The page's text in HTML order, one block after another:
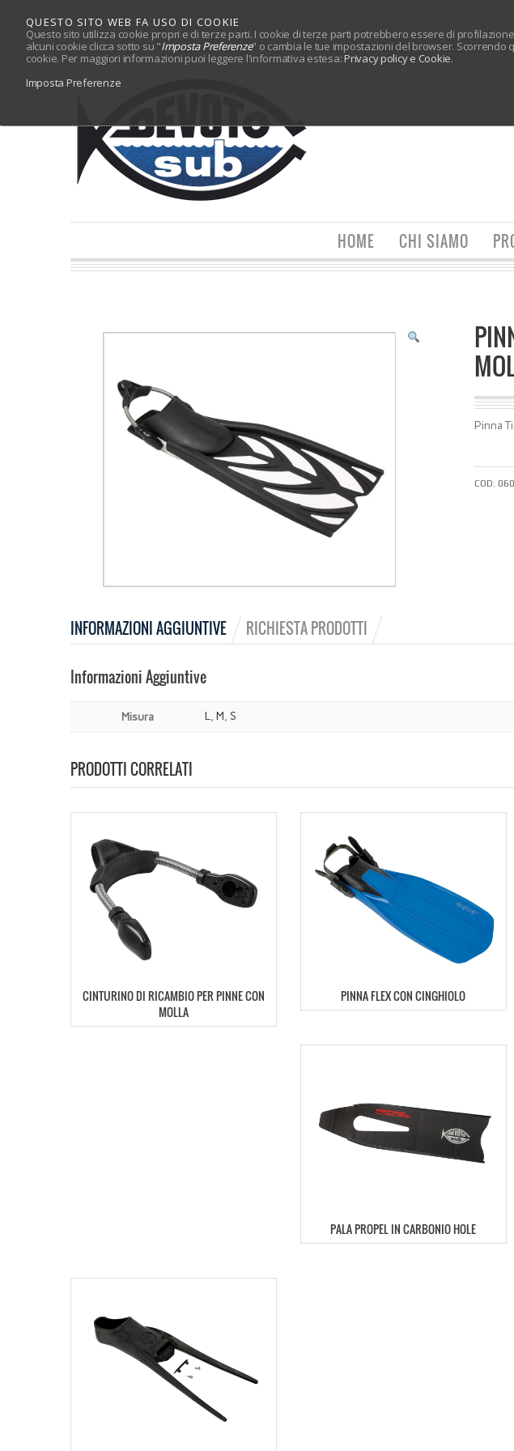
QUESTO SITO WEB FA USO DI COOKIE
Questo sito utilizza cookie propri e di terze parti. I cookie di terze parti potrebbero essere di
alcuni cookie clicca sotto su "Imposta Preferenze" o cambia le tue impostazioni del browser.
cookie. Per maggiori informazioni puoi leggere l'informativa estesa: Privacy policy e Cookie.
Imposta Preferenze
HOME CHI SIAMO
Pinna
COD:
INFORMAZIONI AGGIUNTIVE RICHIESTA PRODOTTI
Informazioni Aggiuntive
Misura L, M, S
PRODOTTI CORRELATI
CINTURINO DI RICAMBIO PER PINNE CON
MOLLA
PINNA FLEX CON CINGHIOLO
PALA PROPEL IN CARBONIO HOLE